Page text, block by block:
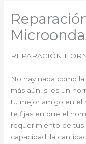
REPARACIÓN
No hay nada como
más aún, si es un
tu mejor amigo en el
te fijas en que el
requerimiento de tus
capacidad, la